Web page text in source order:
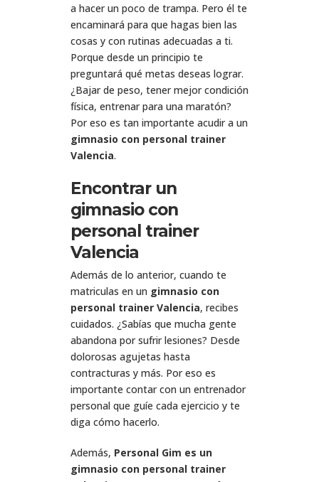
a hacer un poco de trampa. Pero él te
encaminará para que hagas bien las
cosas y con rutinas adecuadas a ti.
Porque desde un principio te
preguntará qué metas deseas lograr.
¿Bajar de peso, tener mejor condición
física, entrenar para una maratón?
Por eso es tan importante acudir a un
gimnasio con personal trainer
Valencia.
Encontrar un
gimnasio con
personal trainer
Valencia
Además de lo anterior, cuando te
matriculas en un gimnasio con
personal trainer Valencia, recibes
cuidados. ¿Sabías que mucha gente
abandona por sufrir lesiones? Desde
dolorosas agujetas hasta
contracturas y más. Por eso es
importante contar con un entrenador
personal que guíe cada ejercicio y te
diga cómo hacerlo.
Además, Personal Gim es un
gimnasio con personal trainer